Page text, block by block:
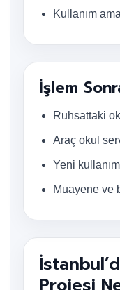
Kullanım
İşlem
Ruhsattaki
Araç okul
Yeni
Muayene ve